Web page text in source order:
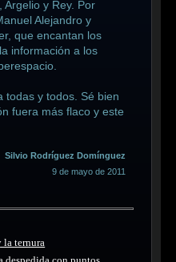
Argelio y Rey. Por
Alejandro y
que encantan los
información a los
todas y todos. Sé bien
fuera más flaco y este
Silvio Rodríguez Domínguez
9 de mayo de 2011
ternura